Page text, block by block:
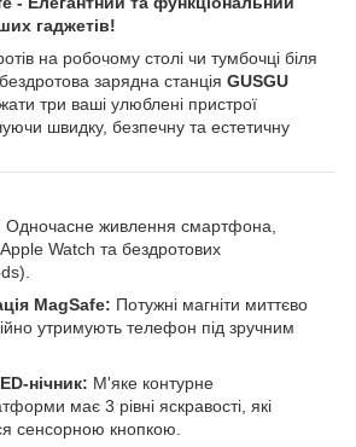
гаджетів!
на робочому столі чи тумбочці біля
зарядна станція GUSGU
три ваші улюблені пристрої
швидку, безпечну та естетичну
Одночасне живлення смартфона,
Watch та бездротових
MagSafe: Потужні магніти миттєво
утримують телефон під зручним
нічник: М'яке контурне
має 3 рівні яскравості, які
сенсорною кнопкою.